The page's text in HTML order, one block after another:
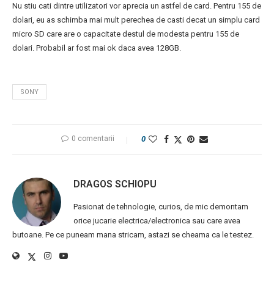
Nu stiu cati dintre utilizatori vor aprecia un astfel de card. Pentru 155 de
dolari, eu as schimba mai mult perechea de casti decat un simplu card
micro SD care are o capacitate destul de modesta pentru 155 de
dolari. Probabil ar fost mai ok daca avea 128GB.
SONY
0 comentarii 0
DRAGOS SCHIOPU
Pasionat de tehnologie, curios, de mic demontam
orice jucarie electrica/electronica sau care avea
butoane. Pe ce puneam mana stricam, astazi se cheama ca le testez.